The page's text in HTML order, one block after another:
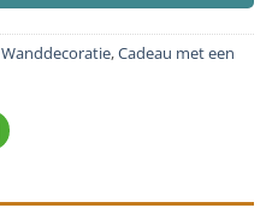
Wanddecoratie,Cadeau met een